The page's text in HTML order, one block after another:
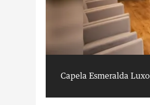
Capela Esmeralda Luxo